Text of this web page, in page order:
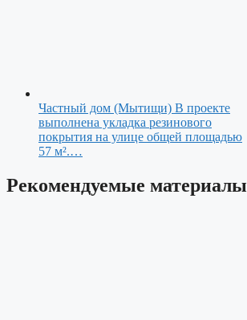
Частный дом (Мытищи) В проекте
выполнена укладка резинового
покрытия на улице общей площадью
57 м².…
Рекомендуемые материалы